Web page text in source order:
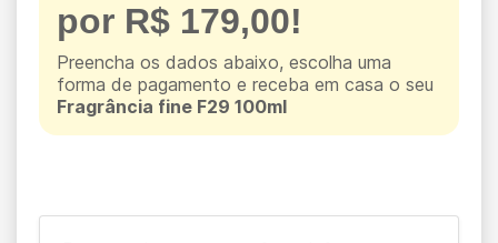
por R$ 179,00!
Preencha os dados abaixo, escolha uma
forma de pagamento e receba em casa o seu
Fragrância fine F29 100ml